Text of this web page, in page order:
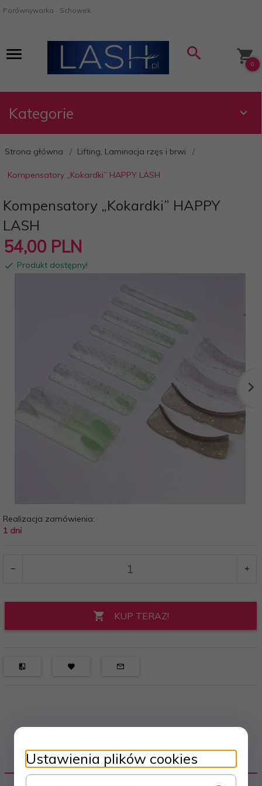
Porównywarka Schowek
0
Kategorie
Strona główna Lifting, Laminacja rzęs i brwi
Kompensatory „Kokardki” HAPPY LASH
Kompensatory „Kokardki” HAPPY
LASH
54,00 PLN
Produkt dostępny!
Realizacja zamówienia:
1 dni
KUP TERAZ!
OPIS PRODUKTU
Ustawienia plików cookies